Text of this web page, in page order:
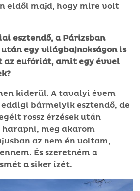
eldől majd, hogy mire volt
esztendő, a Párizsban
egy világbajnokságon is
az eufóriát, amit egy évvel
kiderül. A tavalyi évem
bármelyik esztendő, de
rossz érzések után
harapni, meg akarom
az nem én voltam,
És szeretném a
a siker ízét.